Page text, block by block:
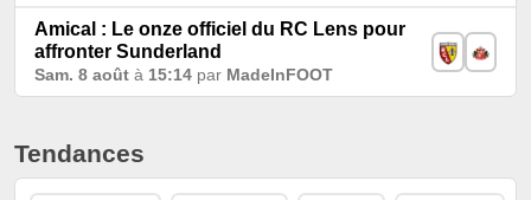
Amical : Le onze officiel du RC Lens pour
affronter Sunderland
Sam. 8 août à 15:14 par MadeInFOOT
Tendances